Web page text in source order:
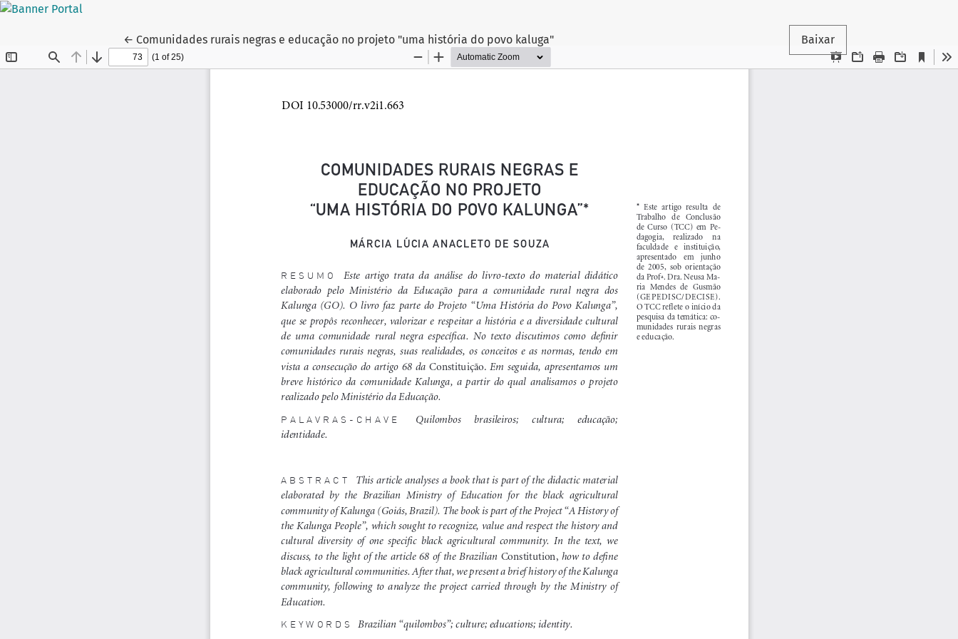
← Voltar aos Detalhes do Artigo
Comunidades rurais negras e educação no projeto "uma história do povo kaluga" Baixar